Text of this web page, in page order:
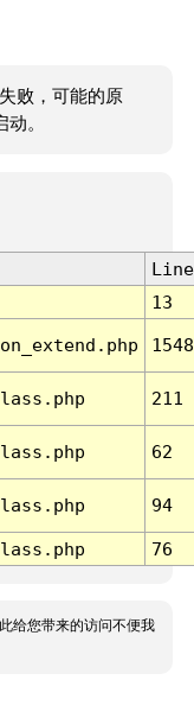
败，可能的原
。
Line
13
1548
211
62
94
76
给您带来的访问不便我